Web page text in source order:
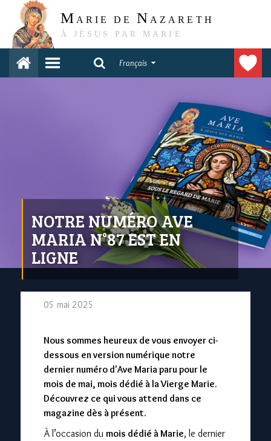
M ARIE DE N AZARETH
À JÉSUS PAR MARIE
Français
NOTRE NUMÉRO AVE
MARIA N°87 EST EN
LIGNE
05 mai 2025
Nous sommes heureux de vous envoyer ci-
dessous en version numérique notre
dernier numéro d'Ave Maria paru pour le
mois de mai, mois dédié à la Vierge Marie.
Découvrez ce qui vous attend dans ce
magazine dès à présent.
À l’occasion du mois dédié à Marie, le dernier